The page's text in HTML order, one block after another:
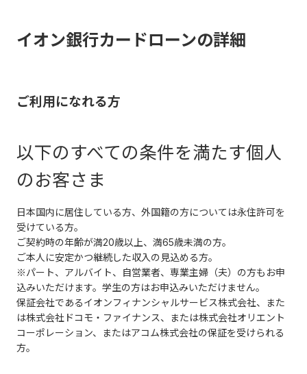
イオン銀行カードローンの詳細
ご利用になれる方
以下のすべての条件を満たす個人
のお客さま
日本国内に居住している方、外国籍の方については永住許可を
受けている方。
ご契約時の年齢が満20歳以上、満65歳未満の方。
ご本人に安定かつ継続した収入の見込める方。
※パート、アルバイト、自営業者、専業主婦（夫）の方もお申
込みいただけます。学生の方はお申込みいただけません。
保証会社であるイオンフィナンシャルサービス株式会社、また
は株式会社ドコモ・ファイナンス、または株式会社オリエント
コーポレーション、またはアコム株式会社の保証を受けられる
方。